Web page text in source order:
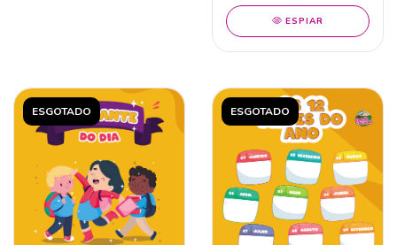
ESPIAR
ESGOTADO ESGOTADO